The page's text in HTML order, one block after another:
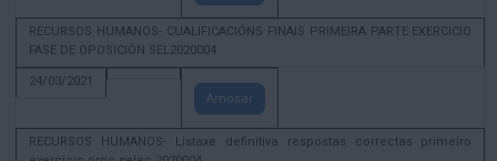
RECURSOS HUMANOS- CUALIFICACIÓNS FINAIS PRIMEIRA PARTE EXERCICIO
FASE DE OPOSICIÓN SEL2020004
24/03/2021
Amosar
RECURSOS HUMANOS- Listaxe definitiva respostas correctas primeiro